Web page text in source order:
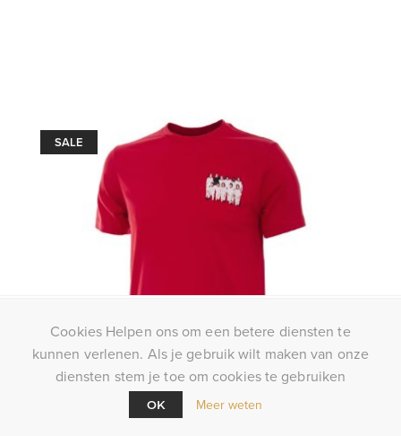
SALE
Cookies Helpen ons om een betere diensten te
kunnen verlenen. Als je gebruik wilt maken van onze
diensten stem je toe om cookies te gebruiken
OK Meer weten